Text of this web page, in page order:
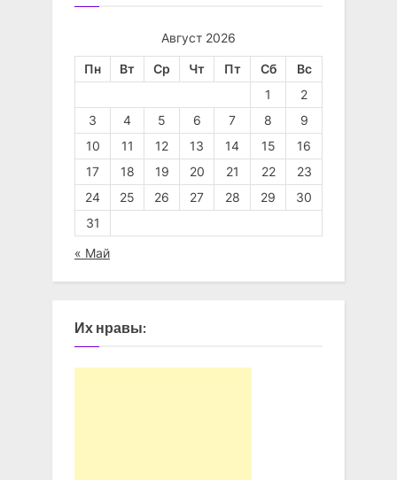
Август 2026
Пн Вт Ср Чт Пт Сб
Вс
1
2
3
4 5 6 7 8
9
10
11 12 13 14 15
16
17
18 19 20 21 22
23
24
25 26 27 28 29
30
31
« Май
Их нравы: